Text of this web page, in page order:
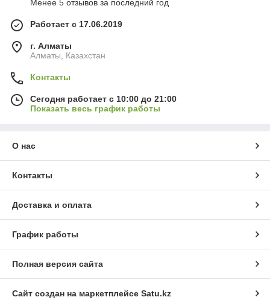
Менее 5 отзывов за последний год
Работает с 17.06.2019
г. Алматы
Алматы, Казахстан
Контакты
Сегодня работает с 10:00 до 21:00
Показать весь график работы
О нас
Контакты
Доставка и оплата
График работы
Полная версия сайта
Сайт создан на маркетплейсе Satu.kz